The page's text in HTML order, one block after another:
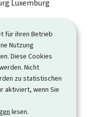
für ihren Betrieb
Nutzung
Diese Cookies
Nicht
zu statistischen
aktiviert, wenn Sie
lesen.
Luxemburg